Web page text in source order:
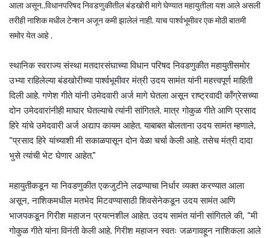
आला असून..विधानपरिषद निवडणुकीतील बंडखोरी मागे घेण्यात महायुतीला यश आले असली
तरीही नाशिक मधील टेन्शन अजून कमी झालेलं नाही. याच पार्श्वभूमीवर एक मोठी बातमी
समोर येत आहे .
स्थानिक स्वराज्य संस्था मतदारसंघाच्या विधान परिषद निवडणुकीत महायुतीसमोर
उभ्या राहिलेल्या बंडखोरीच्या पार्श्वभूमीवर मंत्री उदय सामंत यांनी महत्त्वपूर्ण माहिती
दिली आहे. गणेश गीते यांनी उमेदवारी अर्ज मागे घेतला असून राष्ट्रवादी काँग्रेसच्या
दोन उमेदवारांनीही माघार घेतल्याचे त्यांनी सांगितले. मात्र गोकुळ गीते आणि प्रसाद
हिरे यांचे उमेदवारी अर्ज अद्याप कायम आहेत. याबाबत बोलताना उदय सामंत म्हणाले,
“प्रसाद हिरे यांच्याशी मी सकाळपासून दोन वेळा चर्चा केली आहे. तसेच मंत्री दादा
भुसे त्यांची भेट घेणार आहेत.”
महायुतीकडून या निवडणुकीत एकजुटीने लढण्याचा निर्धार व्यक्त करण्यात आला
असून, नाशिकमधील मतभेद मिटवण्यासाठी शिवसेनेकडून उदय सामंत आणि
भाजपकडून गिरीश महाजन प्रयत्नशील आहेत. उदय सामंत यांनी सांगितले की, “मी
गोकुळ गीते यांना विनंती केली आहे. गिरीश महाजन स्वतः जळगावहून नाशिकला आले